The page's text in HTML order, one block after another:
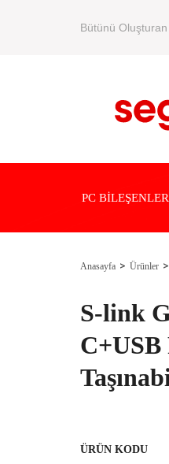
Bütünü Oluşturan
PC
Anasayfa Ürünler
S-link
ÜRÜN KODU